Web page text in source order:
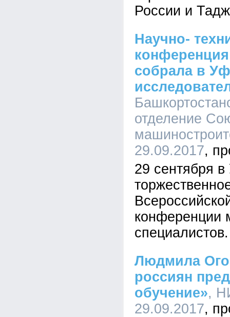
России и
Научно-
собрала в
отделение
29.09.2017
29 сентября
конференции
специалистов.
Людмила
россиян
обучение»,
29.09.2017